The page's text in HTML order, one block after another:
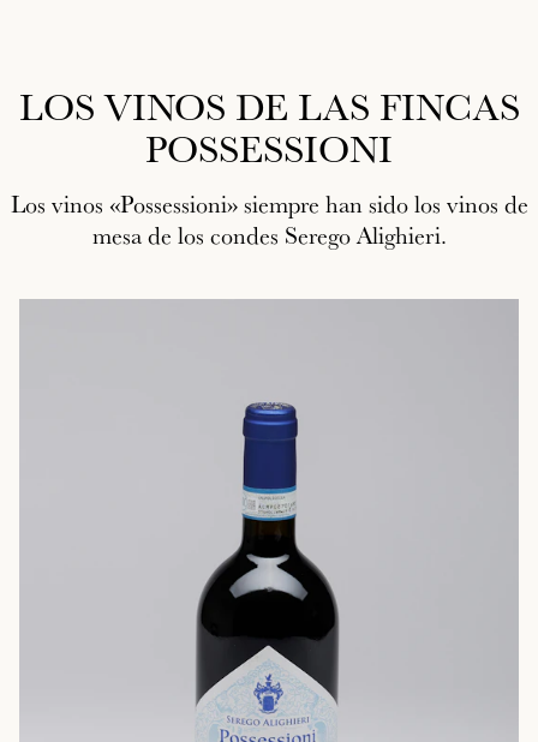
LOS VINOS DE LAS FINCAS
POSSESSIONI
Los vinos «Possessioni» siempre han sido los vinos de
mesa de los condes Serego Alighieri.